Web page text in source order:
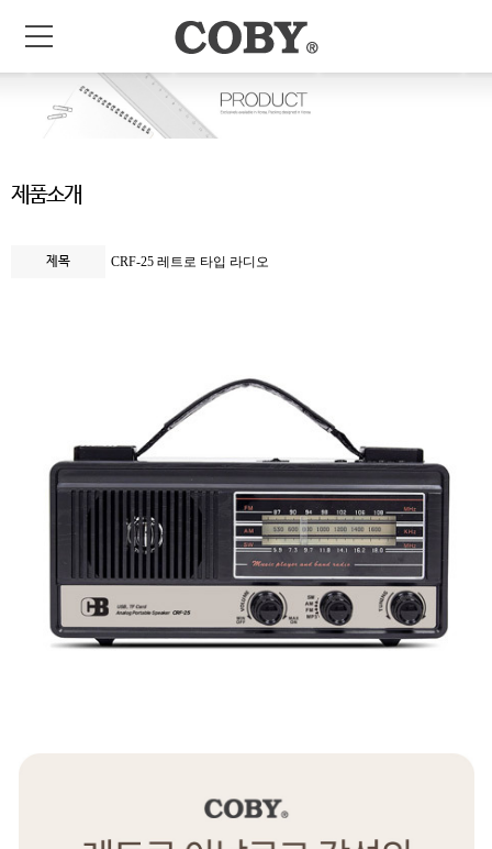
제품소개
제목 CRF-25 레트로 타입 라디오